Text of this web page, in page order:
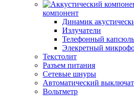
компонент
Динамик
Излучатели
Телефонный капсюль
Элекретный
Текстолит
Разъем питания
Сетевые шнуры
Автоматический
Вольтметр